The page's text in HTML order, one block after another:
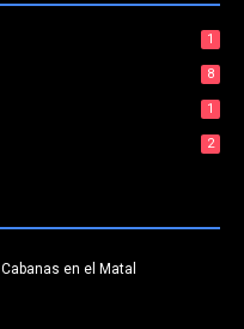
1
8
1
2
Cabanas en el Matal